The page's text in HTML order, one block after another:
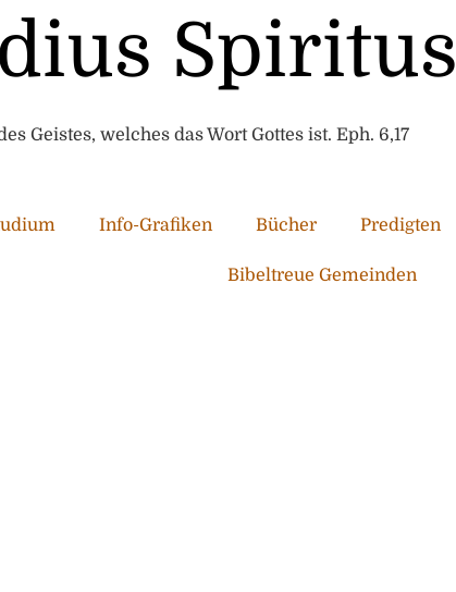
Spiritus
Geistes, welches das Wort Gottes ist. Eph. 6,17
Info-Grafiken Bücher Predigten
Bibeltreue Gemeinden